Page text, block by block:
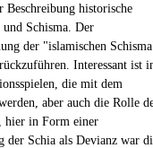
Beschreibung historische
Schisma. Der
der "islamischen
Interessant ist
die mit dem
aber auch die Rolle
hier in Form einer
der Schia als Devianz war